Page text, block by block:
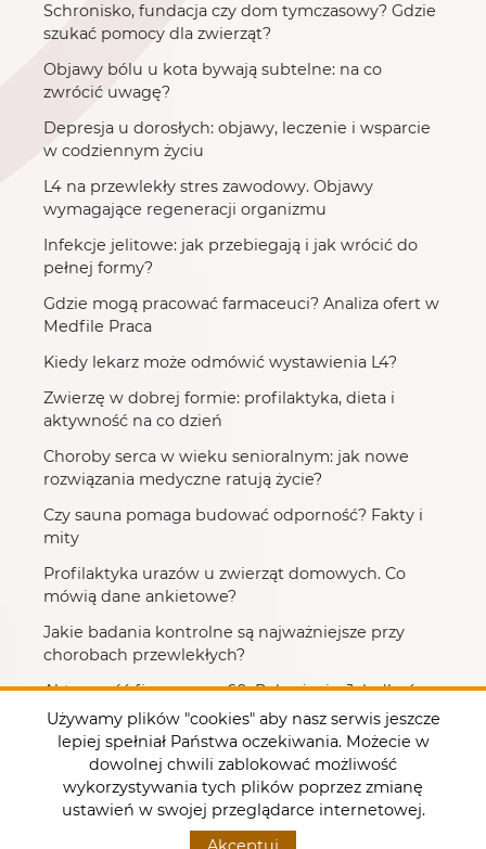
Używamy plików "cookies" aby nasz serwis jeszcze
lepiej spełniał Państwa oczekiwania. Możecie w
dowolnej chwili zablokować możliwość
wykorzystywania tych plików poprzez zmianę
ustawień w swojej przeglądarce internetowej.
Schronisko, fundacja czy dom tymczasowy? Gdzie
szukać pomocy dla zwierząt?
Objawy bólu u kota bywają subtelne: na co
zwrócić uwagę?
Depresja u dorosłych: objawy, leczenie i wsparcie
w codziennym życiu
L4 na przewlekły stres zawodowy. Objawy
wymagające regeneracji organizmu
Infekcje jelitowe: jak przebiegają i jak wrócić do
pełnej formy?
Gdzie mogą pracować farmaceuci? Analiza ofert w
Medfile Praca
Kiedy lekarz może odmówić wystawienia L4?
Zwierzę w dobrej formie: profilaktyka, dieta i
aktywność na co dzień
Choroby serca w wieku senioralnym: jak nowe
rozwiązania medyczne ratują życie?
Czy sauna pomaga budować odporność? Fakty i
mity
Profilaktyka urazów u zwierząt domowych. Co
mówią dane ankietowe?
Jakie badania kontrolne są najważniejsze przy
chorobach przewlekłych?
Aktywność fizyczna po 60. Roku życia. Jak dbać o
zdrowie i kondycję?
ampolmed .pl